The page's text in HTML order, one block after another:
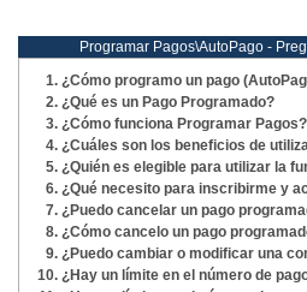
Programar Pagos\AutoPago -
¿Cómo programo un pago
¿Qué es un Pago Programado?
¿Cómo funciona Programar Pagos?
¿Cuáles son los beneficios de
¿Quién es elegible para utilizar la
¿Qué necesito para inscribirme y
¿Puedo cancelar un pago
¿Cómo cancelo un pago
¿Puedo cambiar o modificar una
¿Hay un límite en el número de